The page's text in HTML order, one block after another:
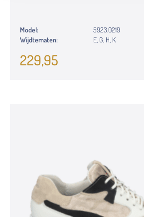
Model:
5923.0219
Wijdtematen:
E, G, H, K
229,95